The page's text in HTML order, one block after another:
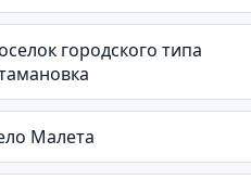
городского типа
Малета